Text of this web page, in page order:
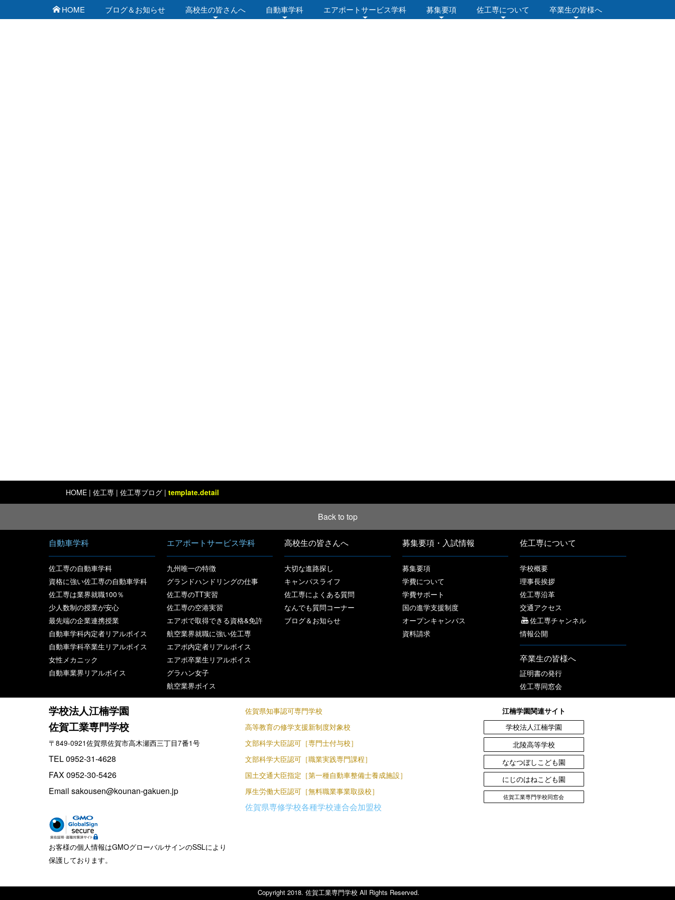
HOME ブログ＆お知らせ 高校生の皆さんへ 自動車学科 エアポートサービス学科 募集要項 佐工専について 卒業生の皆様へ
HOME| 佐工専| 佐工専ブログ | template.detail
Back to top
自動車学科
佐工専の自動車学科
資格に強い佐工専の自動車学科
佐工専は業界就職100％
少人数制の授業が安心
最先端の企業連携授業
自動車学科内定者リアルボイス
自動車学科卒業生リアルボイス
女性メカニック
自動車業界リアルボイス
エアポートサービス学科
九州唯一の特徴
グランドハンドリングの仕事
佐工専のTT実習
佐工専の空港実習
エアポで取得できる資格&免許
航空業界就職に強い佐工専
エアポ内定者リアルボイス
エアポ卒業生リアルボイス
グラハン女子
航空業界ボイス
高校生の皆さんへ
大切な進路探し
キャンパスライフ
佐工専によくある質問
なんでも質問コーナー
ブログ＆お知らせ
募集要項・入試情報
募集要項
学費について
学費サポート
国の進学支援制度
オープンキャンパス
資料請求
佐工専について
学校概要
理事長挨拶
佐工専沿革
交通アクセス
佐工専チャンネル
情報公開
卒業生の皆様へ
証明書の発行
佐工専同窓会
学校法人江楠学園
佐賀工業専門学校
〒849-0921佐賀県佐賀市高木瀬西三丁目7番1号
TEL 0952-31-4628
FAX 0952-30-5426
Email sakousen@kounan-gakuen.jp
お客様の個人情報はGMOグローバルサインのSSLにより
保護しております。
佐賀県知事認可専門学校
高等教育の修学支援新制度対象校
文部科学大臣認可［専門士付与校］
文部科学大臣認可［職業実践専門課程］
国土交通大臣指定［第一種自動車整備士養成施設］
厚生労働大臣認可［無料職業事業取扱校］
佐賀県専修学校各種学校連合会加盟校
江楠学園関連サイト
学校法人江楠学園
北陵高等学校
ななつぼしこども園
にじのはねこども園
佐賀工業専門学校同窓会
Copyright 2018. 佐賀工業専門学校 All Rights Reserved.